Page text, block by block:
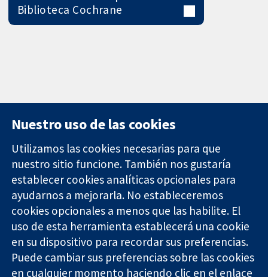
Biblioteca Cochrane
Evidencia fiable.
Decisiones
informadas.
Mejor salud.
11-13 Cavendish
Square
Londres
W1G 0AN
Reino Unido
Contacto
Noticias
Prensa
Sobre
nosotros
Empleo
Cochrane
Library
Nuestro uso de las cookies
Utilizamos las cookies necesarias para que
nuestro sitio funcione. También nos gustaría
establecer cookies analíticas opcionales para
ayudarnos a mejorarla. No estableceremos
cookies opcionales a menos que las habilite. El
uso de esta herramienta establecerá una cookie
en su dispositivo para recordar sus preferencias.
Puede cambiar sus preferencias sobre las cookies
en cualquier momento haciendo clic en el enlace